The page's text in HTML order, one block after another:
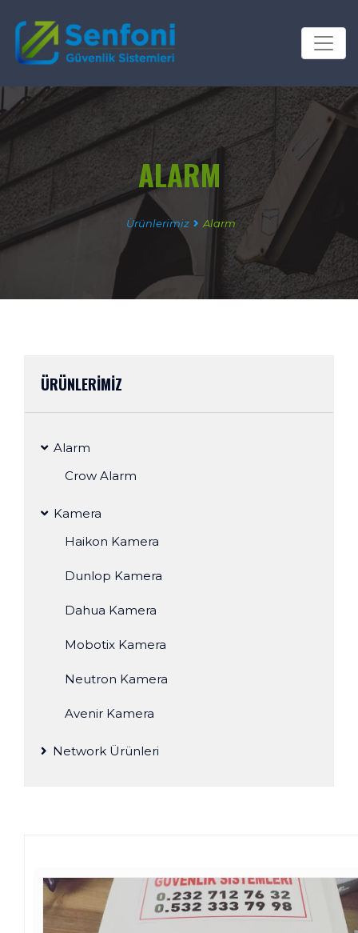
ALARM
Ürünlerimiz Alarm
ÜRÜNLERİMİZ
Alarm
Crow Alarm
Kamera
Haikon Kamera
Dunlop Kamera
Dahua Kamera
Mobotix Kamera
Neutron Kamera
Avenir Kamera
Network Ürünleri